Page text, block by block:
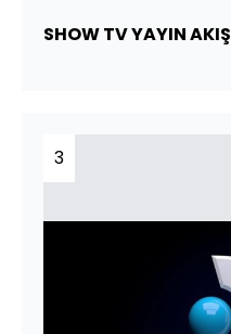
SHOW TV YAYIN
3